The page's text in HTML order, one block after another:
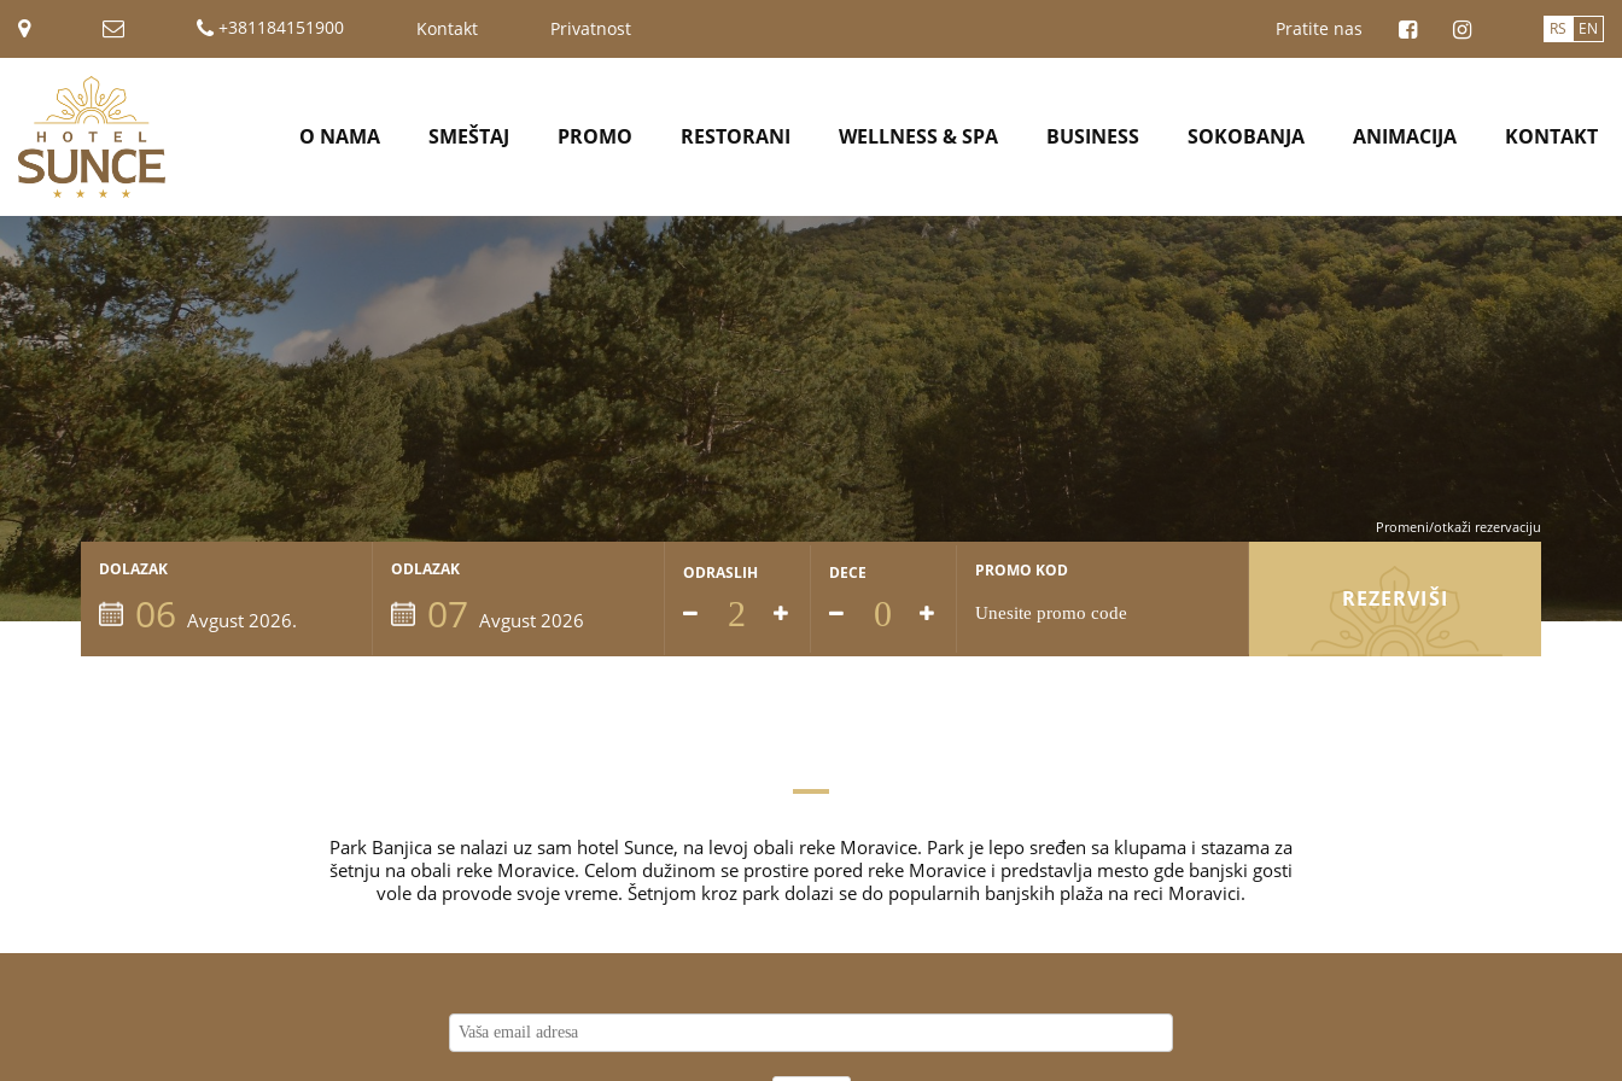
+381184151900 Kontakt Privatnost Pratite nas RS EN
O NAMA SMEŠTAJ PROMO RESTORANI WELLNESS & SPA BUSINESS SOKOBANJA ANIMACIJA KONTAKT
Promeni/otkaži rezervaciju
DOLAZAK
06 Avgust 2026.
ODLAZAK
07 Avgust 2026
ODRASLIH DECE PROMO KOD
REZERVIŠI
Park Banjica se nalazi uz sam hotel Sunce, na levoj obali reke Moravice. Park je lepo sređen sa klupama i stazama za
šetnju na obali reke Moravice. Celom dužinom se prostire pored reke Moravice i predstavlja mesto gde banjski gosti
vole da provode svoje vreme. Šetnjom kroz park dolazi se do popularnih banjskih plaža na reci Moravici.